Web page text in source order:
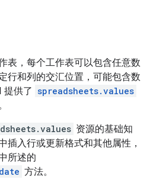
表，每个工作表可以包含任意数
行和列的交汇位置，可能包含数
提供了 spreadsheets.values
资源的基础知
插入行或更新格式和其他属性，
所述的
方法。